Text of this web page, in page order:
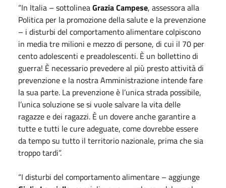
“In Italia – sottolineaGrazia Campese, assessora alla
Politica per la promozione della salute e la prevenzione
– i disturbi del comportamento alimentare colpiscono
in media tre milioni e mezzo di persone, di cui il 70 per
cento adolescenti e preadolescenti. È un bollettino di
guerra! È necessario prevedere al più presto attività di
prevenzione e la nostra Amministrazione intende fare
la sua parte. La prevenzione è l’unica strada possibile,
l’unica soluzione se si vuole salvare la vita delle
ragazze e dei ragazzi. È un dovere anche garantire a
tutte e tutti le cure adeguate, come dovrebbe essere
da tempo su tutto il territorio nazionale, prima che sia
troppo tardi”.
“I disturbi del comportamento alimentare – aggiunge